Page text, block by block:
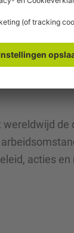
– zowel
iedereen
acties en